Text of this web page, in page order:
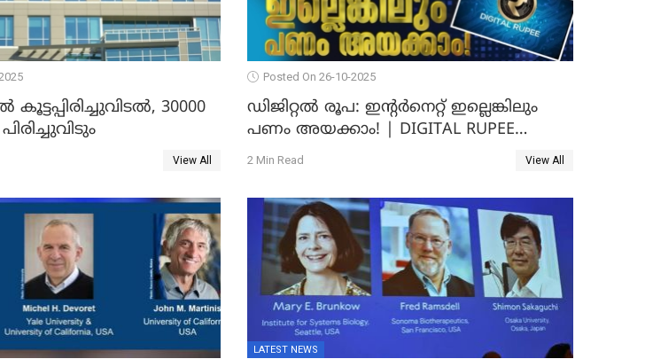
30000
View All
Posted On 26-10-2025
ഡിജിറ്റൽ രൂപ: ഇന്റർനെറ്റ് ഇല്ലെങ്കിലും
പണം അയക്കാം! | DIGITAL RUPEE
EXPLAINED IN MALAYALAM
2 Min Read View All
LATEST NEWS